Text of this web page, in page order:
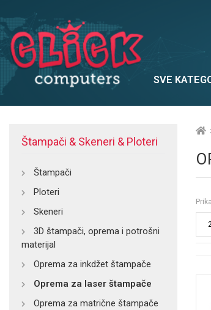
SVE
Mrežna
UPS &
Štampači & Skeneri & Ploteri
Štampači
Ploteri
Skeneri
3D štampači, oprema i potrošni
materijal
Oprema za inkdžet štampače
Oprema za laser štampače
Oprema za matrične štampače